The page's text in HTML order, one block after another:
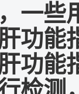
一些
功能
功能